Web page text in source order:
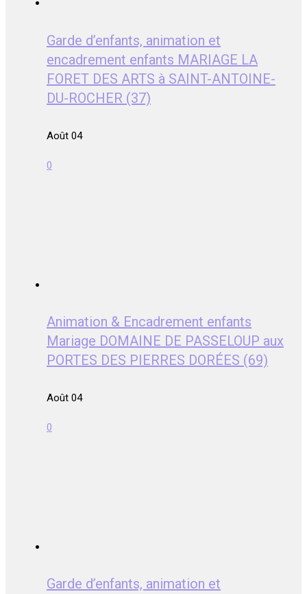
Garde d’enfants, animation et
encadrement enfants MARIAGE LA
FORET DES ARTS à SAINT-ANTOINE-
DU-ROCHER (37)
Août 04
0
Animation & Encadrement enfants
Mariage DOMAINE DE PASSELOUP aux
PORTES DES PIERRES DORÉES (69)
Août 04
0
Garde d’enfants, animation et